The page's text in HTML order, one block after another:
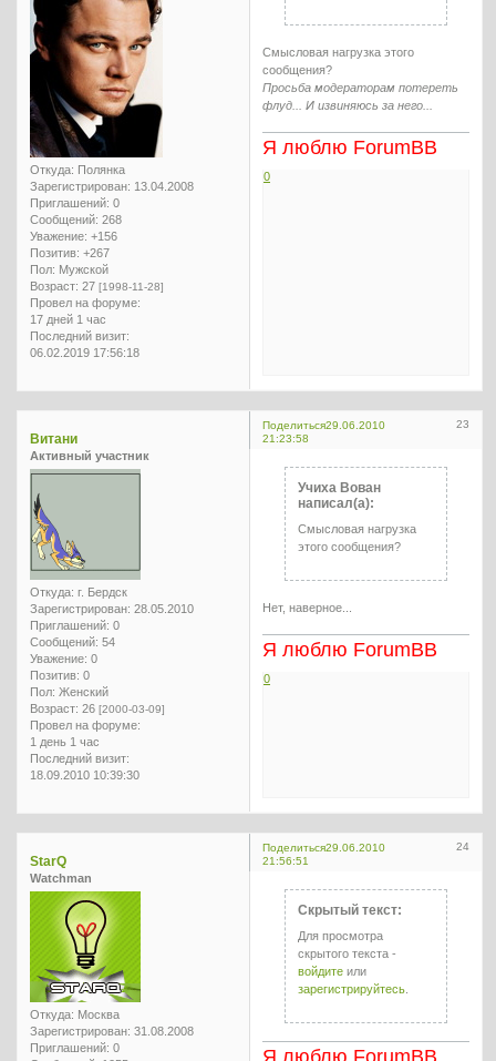
Откуда: Полянка
Зарегистрирован: 13.04.2008
Приглашений: 0
Сообщений: 268
Уважение: +156
Позитив: +267
Пол: Мужской
Возраст: 27 [1998-11-28]
Провел на форуме:
17 дней 1 час
Последний визит:
06.02.2019 17:56:18
Смысловая нагрузка этого
сообщения?
Просьба модераторам потереть
флуд... И извиняюсь за него...
Я люблю ForumBB
0
Поделиться 23
29.06.2010
21:23:58
Витани
Активный участник
Откуда: г. Бердск
Зарегистрирован: 28.05.2010
Приглашений: 0
Сообщений: 54
Уважение: 0
Позитив: 0
Пол: Женский
Возраст: 26 [2000-03-09]
Провел на форуме:
1 день 1 час
Последний визит:
18.09.2010 10:39:30
Учиха Вован
написал(а):
Смысловая нагрузка
этого сообщения?
Нет, наверное...
Я люблю ForumBB
0
Поделиться 24
29.06.2010
21:56:51
StarQ
Watchman
Откуда: Москва
Зарегистрирован: 31.08.2008
Приглашений: 0
Скрытый текст:
Для просмотра
скрытого текста -
войдитеили
зарегистрируйтесь.
Я люблю ForumBB